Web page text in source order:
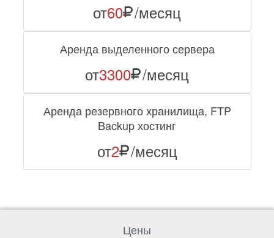
от60 /месяц
Аренда выделенного сервера
от3300 /месяц
Аренда резервного хранилища, FTP
Backup хостинг
от2 /месяц
Цены